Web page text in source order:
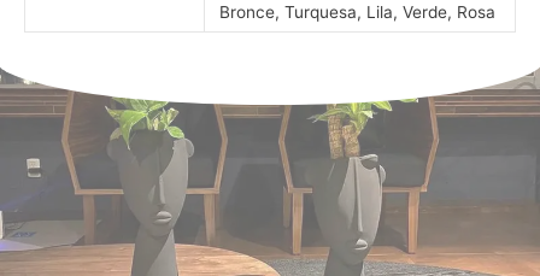
Bronce, Turquesa, Lila, Verde, Rosa